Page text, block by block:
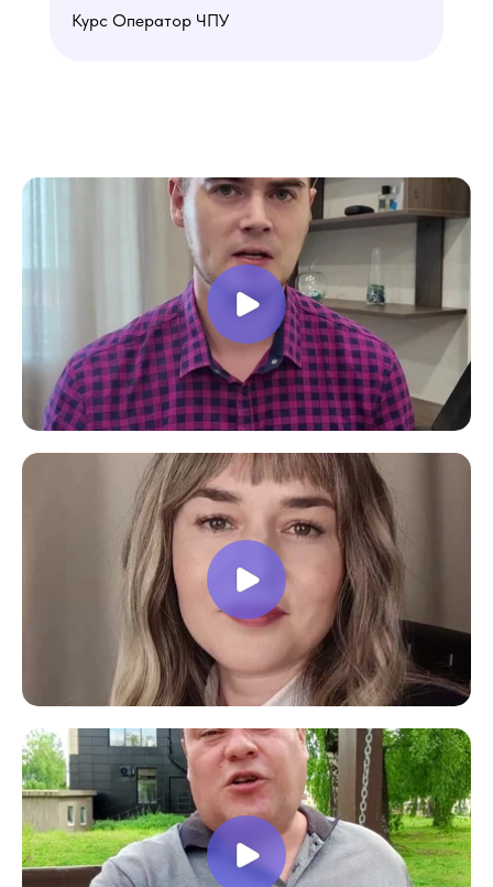
чего мне не хватало. Преподаватели
доволен, в работе всё пригодилось!
Курс Оператор ЧПУ